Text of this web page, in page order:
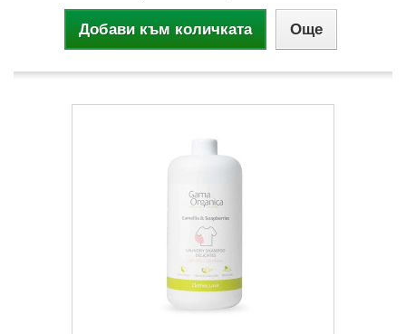
Добави към количката Още